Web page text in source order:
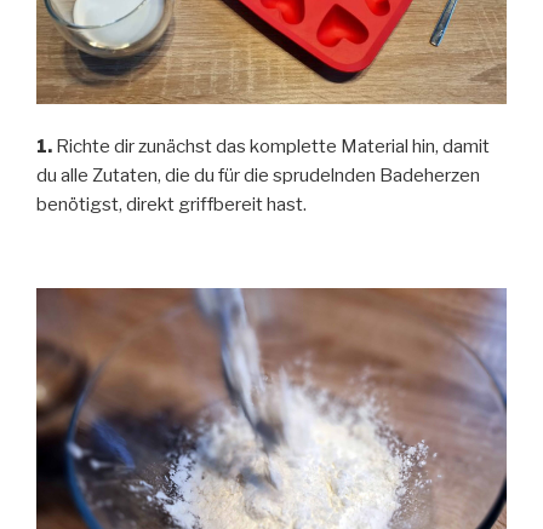
1. Richte dir zunächst das komplette Material hin, damit
du alle Zutaten, die du für die sprudelnden Badeherzen
benötigst, direkt griffbereit hast.